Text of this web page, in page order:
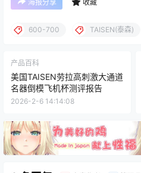
海报分享 收藏
600-700 TAISEN(泰森)
产品百科
美国TAISEN劳拉高刺激大通道
名器倒模飞机杯测评报告
2026-2-6 14:14:08